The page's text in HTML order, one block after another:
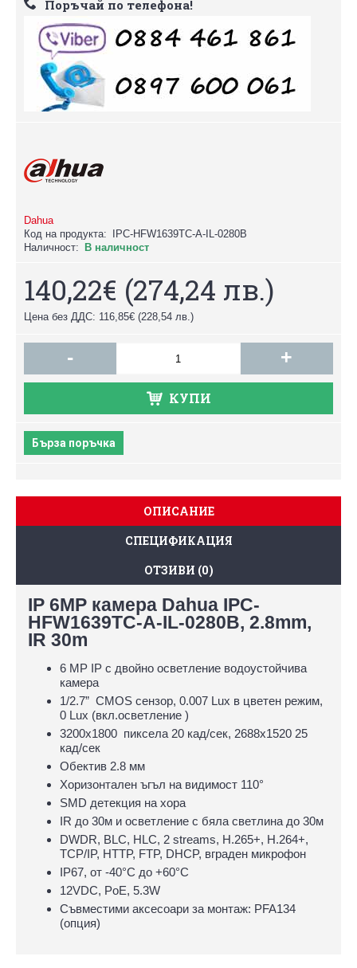
Поръчай по телефона!
Dahua
Код на продукта:
IPC-HFW1639TC-A-IL-0280B
Наличност:
В наличност
140,22€ (274,24 лв.)
Цена без ДДС: 116,85€ (228,54 лв.)
- +
КУПИ
Бърза поръчка
ОПИСАНИЕ
СПЕЦИФИКАЦИЯ
ОТЗИВИ (0)
IP 6MP камера Dahua IPC-
HFW1639TC-A-IL-0280B, 2.8mm,
IR 30m
6 MP IP с двойно осветление водоустойчива
камера
1/2.7” CMOS сензор, 0.007 Lux в цветен режим,
0 Lux (вкл.осветление )
3200x1800 пиксела 20 кад/сек, 2688x1520 25
кад/сек
Обектив 2.8 мм
Хоризонтален ъгъл на видимост 110°
SMD детекция на хора
IR до 30м и осветление с бяла светлина до 30м
DWDR, BLC, HLC, 2 streams, H.265+, H.264+,
TCP/IP, HTTP, FTP, DHCP, вграден микрофон
IP67, oт -40°С до +60°С
12VDC, PoE, 5.3W
Съвместими аксесоари за монтаж: PFA134
(опция)